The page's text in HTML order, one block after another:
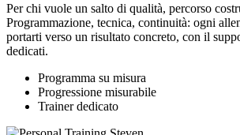
Per chi vuole un salto di qualità, percorso
Programmazione, tecnica, continuità: ogni
portarti verso un risultato concreto, con il
dedicati.
Programma su misura
Progressione misurabile
Trainer dedicato